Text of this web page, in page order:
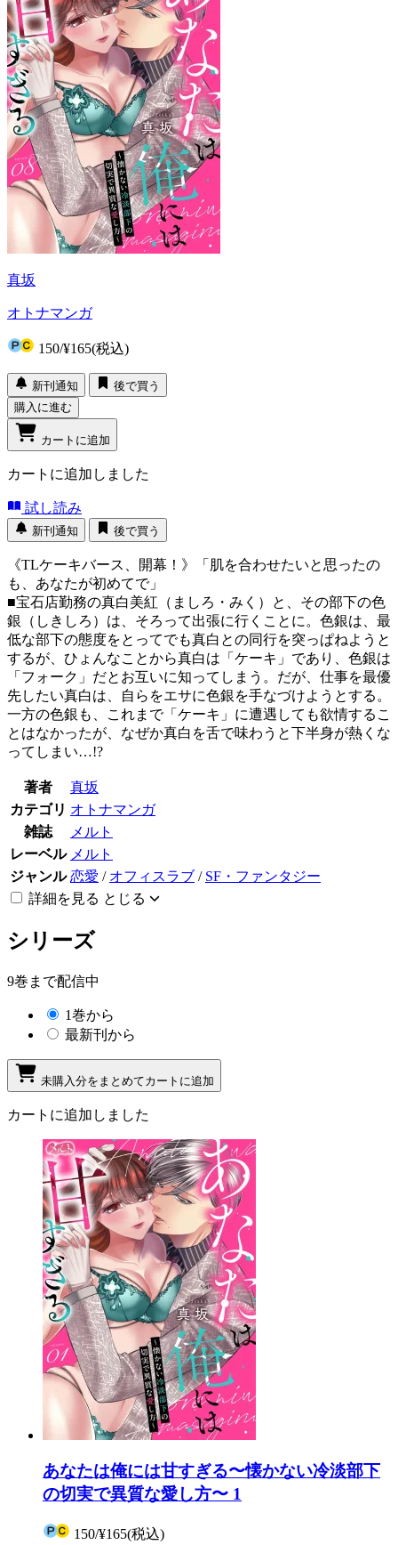
真坂
オトナマンガ
150/¥165(税込)
新刊通知
後で買う
購入に進む
カートに追加
カートに追加しました
試し読み
新刊通知 後で買う
《TLケーキバース、開幕！》「肌を合わせたいと思ったの
も、あなたが初めてで」
■宝石店勤務の真白美紅（ましろ・みく）と、その部下の色
銀（しきしろ）は、そろって出張に行くことに。色銀は、最
低な部下の態度をとってでも真白との同行を突っぱねようと
するが、ひょんなことから真白は「ケーキ」であり、色銀は
「フォーク」だとお互いに知ってしまう。だが、仕事を最優
先したい真白は、自らをエサに色銀を手なづけようとする。
一方の色銀も、これまで「ケーキ」に遭遇しても欲情するこ
とはなかったが、なぜか真白を舌で味わうと下半身が熱くな
ってしまい…!?
著者
真坂
カテゴリ オトナマンガ
雑誌
メルト
レーベル メルト
ジャンル 恋愛 / オフィスラブ / SF・ファンタジー
詳細を見る とじる
シリーズ
9巻まで配信中
1巻から
最新刊から
未購入分をまとめてカートに追加
カートに追加しました
あなたは俺には甘すぎる〜懐かない冷淡部下
の切実で異質な愛し方〜 1
150/¥165(税込)